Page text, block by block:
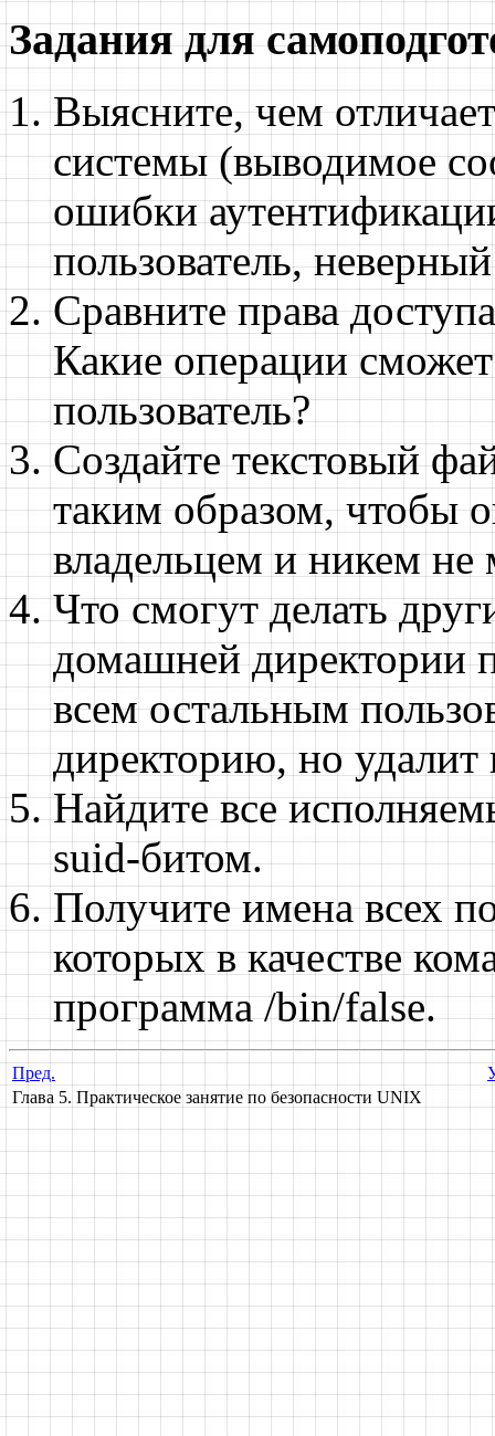
Задания для
Выясните, чем
системы (выводимое
ошибки
пользователь,
Сравните права
Какие операции
пользователь?
Создайте текстовый
таким образом, чтобы
владельцем и никем не
Что смогут делать
домашней директории
всем остальным
директорию, но удалит
Найдите все
suid-битом.
Получите имена всех
которых в качестве
программа /bin/false.
Пред.
Глава 5. Практическое занятие по безопасности UNIX